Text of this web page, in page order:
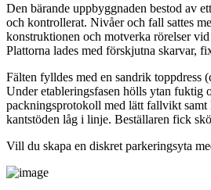
Den bärande uppbyggnaden bestod av
och kontrollerat. Nivåer och fall sattes
konstruktionen och motverka rörelser
Plattorna lades med förskjutna skarvar,
Fälten fylldes med en sandrik toppdress
Under etableringsfasen hölls ytan fuktig
packningsprotokoll med lätt fallvikt
kantstöden låg i linje. Beställaren fick
Vill du skapa en diskret parkeringsyta